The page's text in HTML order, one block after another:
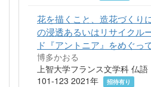
花を描くこと、造花づくり
の浸透あるいはリサイクル
ド『アントニア』をめぐっ
博多かおる
上智大学フランス文学科 仏
101-123 2021年
招待有り